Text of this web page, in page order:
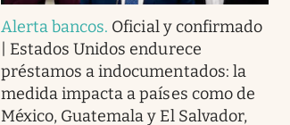
Alerta bancos. Oficial y confirmado
| Estados Unidos endurece
préstamos a indocumentados: la
medida impacta a países como de
México, Guatemala y El Salvador,